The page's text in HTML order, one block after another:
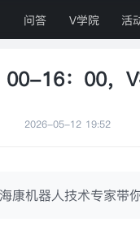
问答 V学院 活
00-16：00，
2026-05-12 19:52
康机器人技术专家带